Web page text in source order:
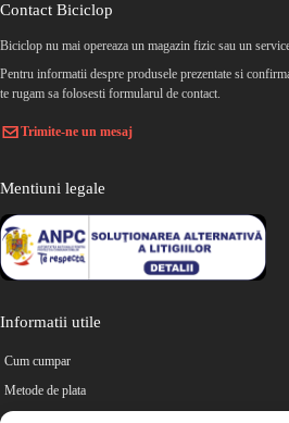
Contact Biciclop
Biciclop nu mai opereaza un magazin fizic sau un
Pentru informatii despre produsele prezentate si
te rugam sa folosesti formularul de contact.
Trimite-ne un mesaj
Mentiuni legale
Informatii utile
Cum cumpar
Metode de plata